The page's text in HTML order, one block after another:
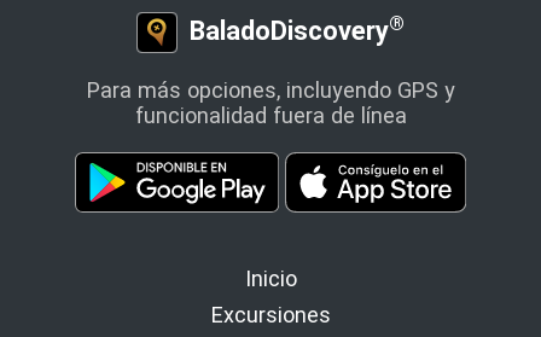
BaladoDiscovery®
Para más opciones, incluyendo GPS y
funcionalidad fuera de línea
Inicio
Excursiones